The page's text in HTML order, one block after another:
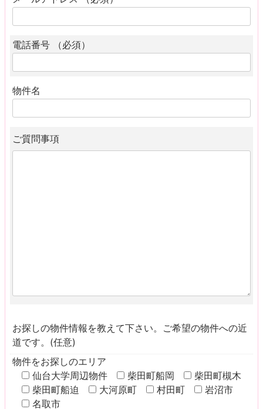
電話番号 （必須）
物件名
ご質問事項
お探しの物件情報を教えて下さい。ご希望の物件への近
道です。(任意)
物件をお探しのエリア
仙台大学周辺物件
柴田町船岡
柴田町槻木
柴田町船迫
大河原町 村田町
岩沼市
名取市